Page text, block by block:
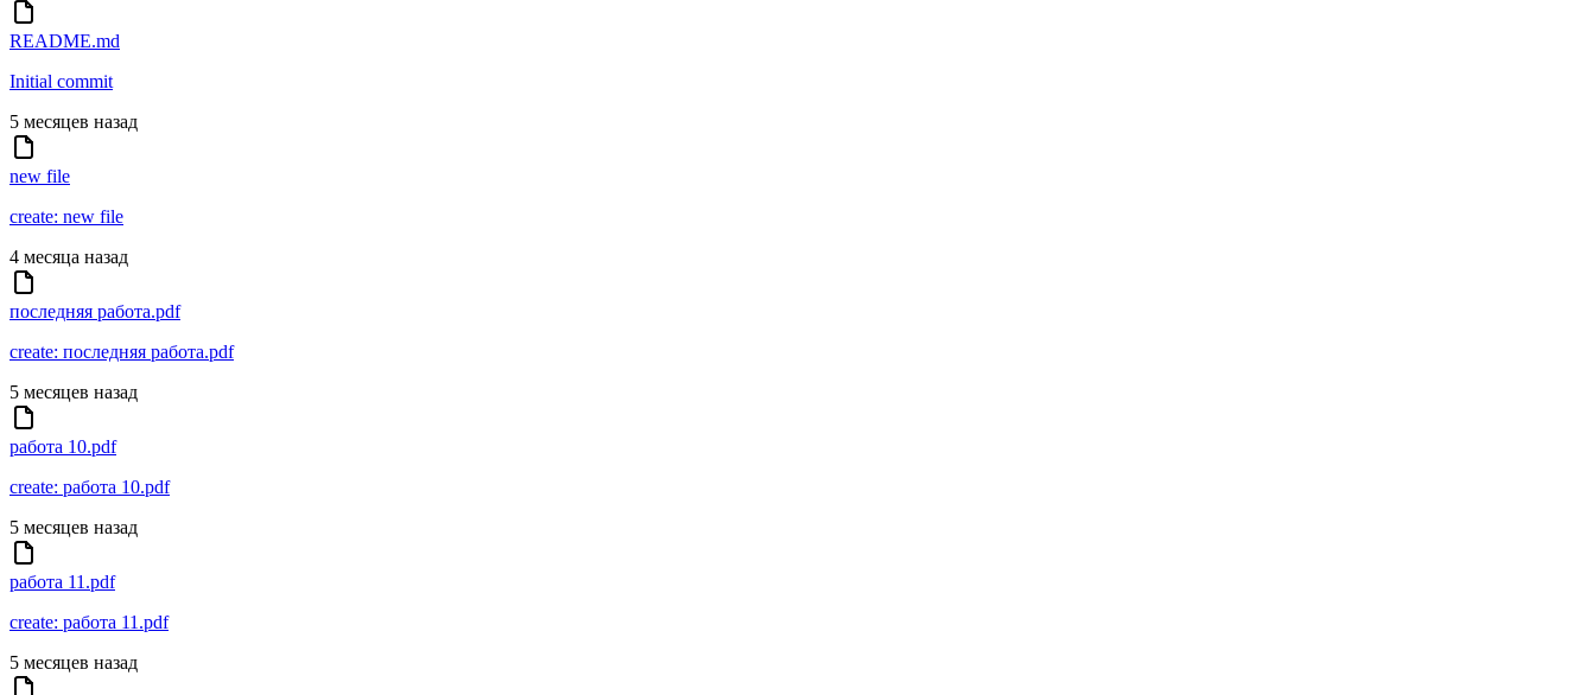
README.md
Initial commit
5 месяцев назад
new file
create: new file
4 месяца назад
последняя работа.pdf
create: последняя работа.pdf
5 месяцев назад
работа 10.pdf
create: работа 10.pdf
5 месяцев назад
работа 11.pdf
create: работа 11.pdf
5 месяцев назад